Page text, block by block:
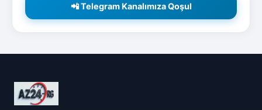
📲 Telegram Kanalımıza Qoşul